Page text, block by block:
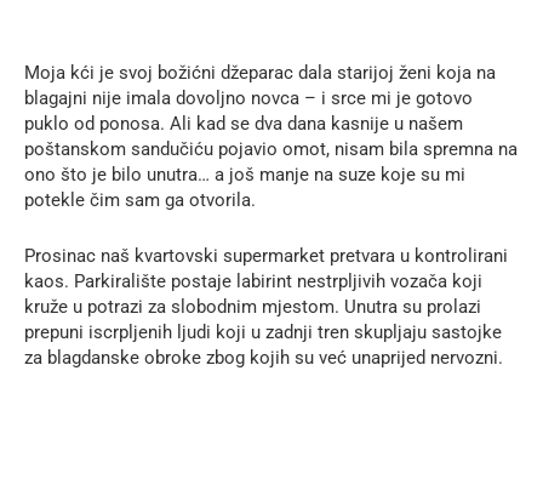
Moja kći je svoj božićni džeparac dala starijoj ženi koja na
blagajni nije imala dovoljno novca – i srce mi je gotovo
puklo od ponosa. Ali kad se dva dana kasnije u našem
poštanskom sandučiću pojavio omot, nisam bila spremna na
ono što je bilo unutra… a još manje na suze koje su mi
potekle čim sam ga otvorila.
Prosinac naš kvartovski supermarket pretvara u kontrolirani
kaos. Parkiralište postaje labirint nestrpljivih vozača koji
kruže u potrazi za slobodnim mjestom. Unutra su prolazi
prepuni iscrpljenih ljudi koji u zadnji tren skupljaju sastojke
za blagdanske obroke zbog kojih su već unaprijed nervozni.